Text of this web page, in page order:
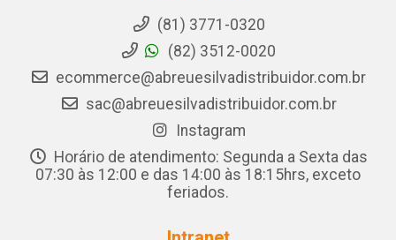
(81) 3771-0320
(82) 3512-0020
ecommerce@abreuesilvadistribuidor.com.br
sac@abreuesilvadistribuidor.com.br
Instagram
Horário de atendimento: Segunda a Sexta das
07:30 às 12:00 e das 14:00 às 18:15hrs, exceto
feriados.